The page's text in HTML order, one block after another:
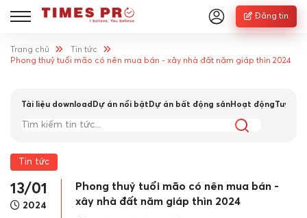
Đăng tin
Trang chủ
Tin tức
Phong thuỷ tuổi mão có nên mua bán - xây nhà đất năm giáp thìn 2024
Tài liệu download Dự án nổi bật Dự án bất động sảnHoạt độngTuyển
Tin tức
13/01
2024
Phong thuỷ tuổi mão có nên mua bán -
xây nhà đất năm giáp thìn 2024